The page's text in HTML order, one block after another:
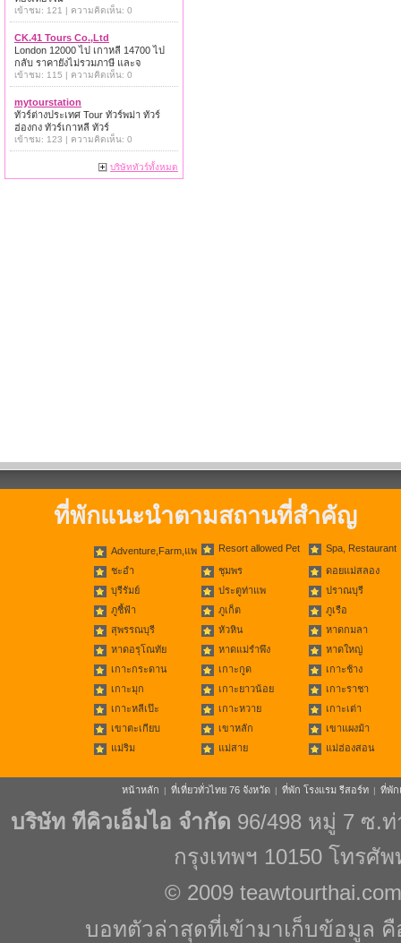
เข้าชม: 121 | ความคิดเห็น: 0
CK.41 Tours Co.,Ltd
London 12000 ไป เกาหลี 14700 ไป
กลับ ราคายังไม่รวมภาษี และจ
เข้าชม: 115 | ความคิดเห็น: 0
mytourstation
ทัวร์ต่างประเทศ Tour ทัวร์พม่า ทัวร์
ฮ่องกง ทัวร์เกาหลี ทัวร์
เข้าชม: 123 | ความคิดเห็น: 0
บริษัททัวร์ทั้งหมด
ที่พักแนะนำตามสถานที่สำคัญ
Adventure,Farm,แพ Resort allowed Pet Spa, Restaurant
ชะอำ ชุมพร
ดอยแม่สลอง
บุรีรัมย์
ประตูท่าแพ
ปราณบุรี
ภูชี้ฟ้า
ภูเก็ต
ภูเรือ
สุพรรณบุรี
หัวหิน
หาดกมลา
หาดอรุโณทัย
หาดแม่รำพึง
หาดใหญ่
เกาะกระดาน
เกาะกูด
เกาะช้าง
เกาะมุก
เกาะยาวน้อย
เกาะราชา
เกาะหลีเป๊ะ
เกาะหวาย
เกาะเต่า
เขาตะเกียบ
เขาหลัก
เขาแผงม้า
แม่ริม
แม่สาย แม่ฮ่องสอน
หน้าหลัก | ที่เที่ยวทั่วไทย 76 จังหวัด | ที่พัก โรงแรม รีสอร์ท | ที่พัก
บริษัท ทีคิวเอ็มไอ จำกัด 96/498 หมู่ 7 ซ.
กรุงเทพฯ 10150 โทรศั
© 2009 teawtourthai.com
บอทตัวล่าสุดที่เข้ามาเก็บข้อมูล คื